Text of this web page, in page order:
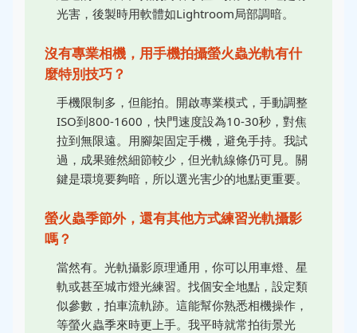
光害，後製時用軟體如Lightroom局部調暗。
沒有專業相機，用手機拍攝螢火蟲光軌有什
麼特別技巧？
手機限制多，但能拍。開啟專業模式，手動調整
ISO到800-1600，快門速度設為10-30秒，對焦
拉到無限遠。用腳架固定手機，避免手持。我試
過，成果雖然細節較少，但光軌線條仍可見。關
鍵是環境要夠暗，所以選光害少的地點更重要。
螢火蟲季節外，還有其他方式練習光軌攝影
嗎？
當然有。光軌攝影原理通用，你可以用車燈、星
軌或甚至城市燈光練習。找個安全地點，設定類
似參數，拍車流軌跡。這能幫你熟悉相機操作，
等螢火蟲季來時更上手。我平時就常拍街景光